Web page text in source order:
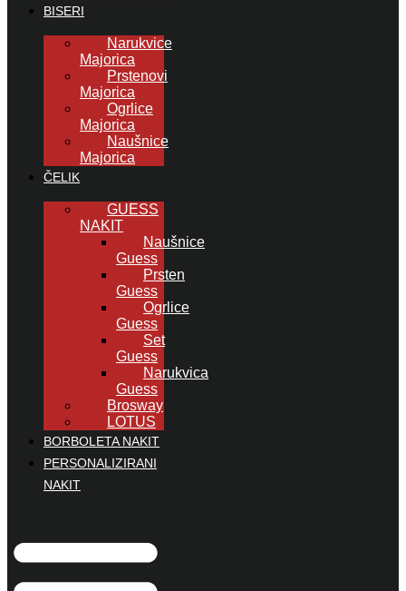
BISERI
Narukvice
Majorica
Prstenovi
Majorica
Ogrlice
Majorica
Naušnice
Majorica
ČELIK
GUESS
NAKIT
Naušnice
Guess
Prsten
Guess
Ogrlice
Guess
Set
Guess
Narukvica
Guess
Brosway
LOTUS
BORBOLETA NAKIT
PERSONALIZIRANI
NAKIT